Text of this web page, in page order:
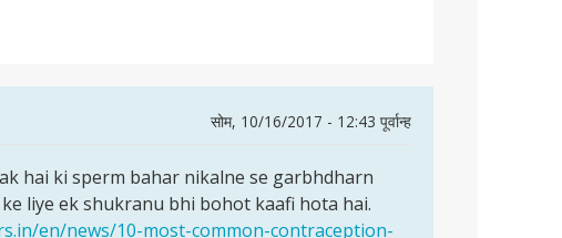
सोम, 10/16/2017 - 12:43 पूर्वान्ह
hai ki sperm bahar nikalne se garbhdharn
liye ek shukranu bhi bohot kaafi hota hai.
en/news/10-most-common-contraception-